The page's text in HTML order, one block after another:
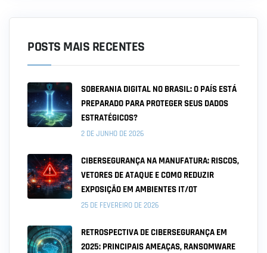
POSTS MAIS RECENTES
SOBERANIA DIGITAL NO BRASIL: O PAÍS ESTÁ
PREPARADO PARA PROTEGER SEUS DADOS
ESTRATÉGICOS?
2 DE JUNHO DE 2026
CIBERSEGURANÇA NA MANUFATURA: RISCOS,
VETORES DE ATAQUE E COMO REDUZIR
EXPOSIÇÃO EM AMBIENTES IT/OT
25 DE FEVEREIRO DE 2026
RETROSPECTIVA DE CIBERSEGURANÇA EM
2025: PRINCIPAIS AMEAÇAS, RANSOMWARE